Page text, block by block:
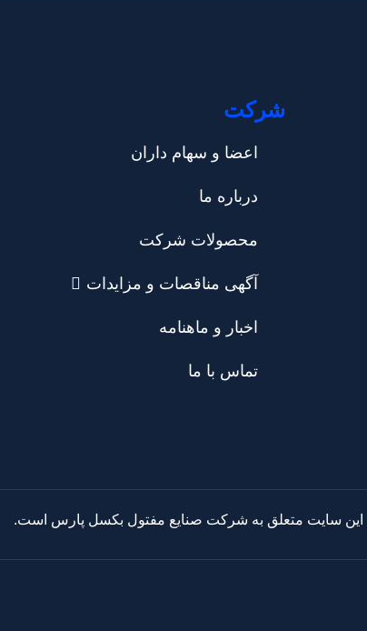
شرکت
اعضا و سهام داران
درباره ما
محصولات شرکت
آگهی مناقصات و مزایدات
اخبار و ماهنامه
تماس با ما